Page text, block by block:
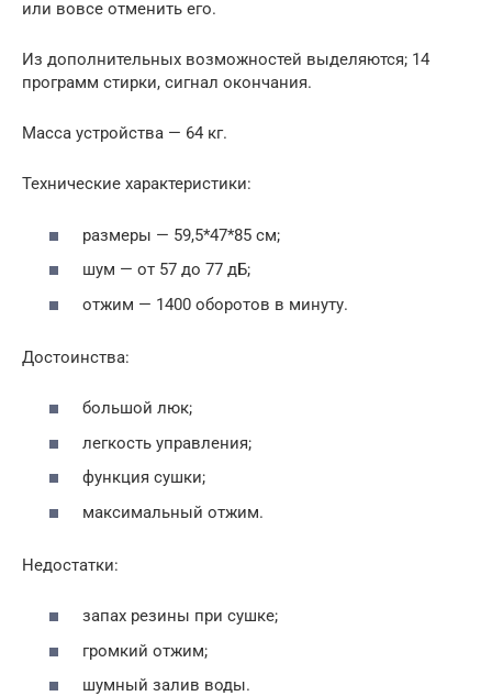
или вовсе отменить его.
Из дополнительных возможностей выделяются; 14
программ стирки, сигнал окончания.
Масса устройства — 64 кг.
Технические характеристики:
размеры — 59,5*47*85 см;
шум — от 57 до 77 дБ;
отжим — 1400 оборотов в минуту.
Достоинства:
большой люк;
легкость управления;
функция сушки;
максимальный отжим.
Недостатки:
запах резины при сушке;
громкий отжим;
шумный залив воды.